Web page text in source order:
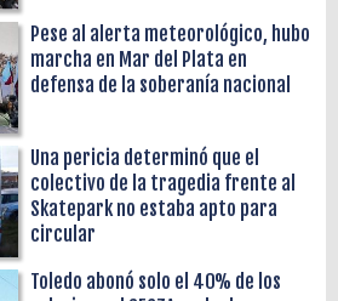
Pese al alerta meteorológico, hubo
marcha en Mar del Plata en
defensa de la soberanía nacional
Una pericia determinó que el
colectivo de la tragedia frente al
Skatepark no estaba apto para
circular
Toledo abonó solo el 40% de los